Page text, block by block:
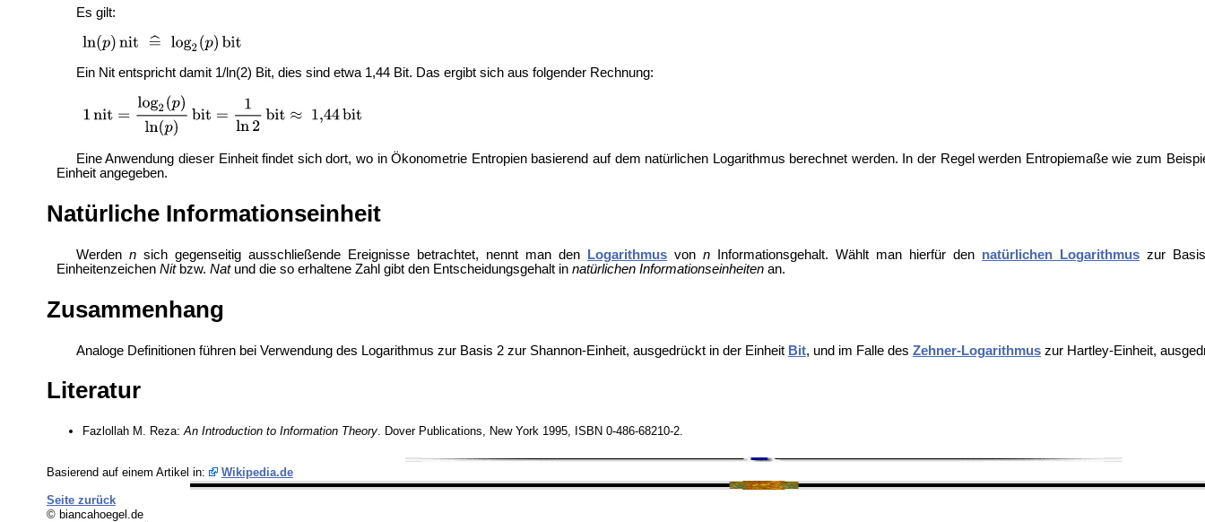
Es gilt:
Ein Nit entspricht damit 1/ln(2) Bit, dies sind etwa 1,44 Bit. Das ergibt sich aus folgender Rechnung:
Eine Anwendung dieser Einheit findet sich dort, wo inÖkonometrie Entropien basierend auf dem natürlichen Logarithmus berechnet werden. In der Regel werden Entropiemaße wie zum
Einheit angegeben.
Natürliche Informationseinheit
Werden nsich gegenseitig ausschließende Ereignisse betrachtet, nennt man den Logarithmusvonn Informationsgehalt. Wählt man hierfür den natürlichen Logarithmus zur
Einheitenzeichen Nitbzw. Natund die so erhaltene Zahl gibt den Entscheidungsgehalt in natürlichen Informationseinheitenan.
Zusammenhang
Analoge Definitionen führen bei Verwendung des Logarithmus zur Basis 2 zur Shannon-Einheit, ausgedrückt in der Einheit Bit, und im Falle des Zehner-Logarithmuszur Hartley-Einheit,
Literatur
Fazlollah M. Reza:An Introduction to Information Theory. Dover Publications, New York 1995, ISBN 0-486-68210-2.
Basierend auf einem Artikel in: Wikipedia.de
Seite zurück
© biancahoegel.de